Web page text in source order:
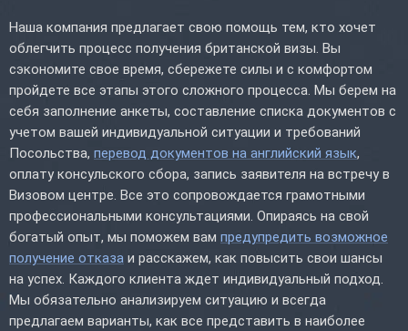
Наша компания предлагает свою помощь тем, кто хочет
облегчить процесс получения британской визы. Вы
сэкономите свое время, сбережете силы и с комфортом
пройдете все этапы этого сложного процесса. Мы берем на
себя заполнение анкеты, составление списка документов с
учетом вашей индивидуальной ситуации и требований
Посольства, перевод документов на английский язык,
оплату консульского сбора, запись заявителя на встречу в
Визовом центре. Все это сопровождается грамотными
профессиональными консультациями. Опираясь на свой
богатый опыт, мы поможем вам предупредить возможное
получение отказа и расскажем, как повысить свои шансы
на успех. Каждого клиента ждет индивидуальный подход.
Мы обязательно анализируем ситуацию и всегда
предлагаем варианты, как все представить в наиболее